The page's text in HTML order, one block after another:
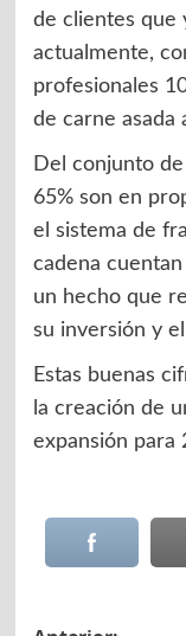
de clientes que
actualmente,
profesionales
de carne asada
Del conjunto
65% son en
el sistema de
cadena
un hecho que
su inversión y
Estas buenas
la creación de
expansión para